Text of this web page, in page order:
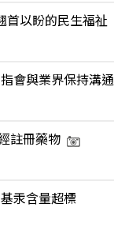
首以盼的民生福祉
會與業界保持溝通
註冊藥物
汞含量超標